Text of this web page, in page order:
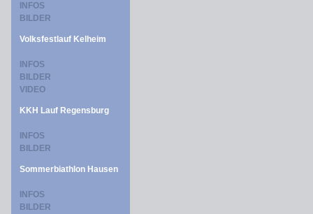
INFOS
BILDER
Volksfestlauf Kelheim
INFOS
BILDER
VIDEO
KKH Lauf Regensburg
INFOS
BILDER
Sommerbiathlon Hausen
INFOS
BILDER